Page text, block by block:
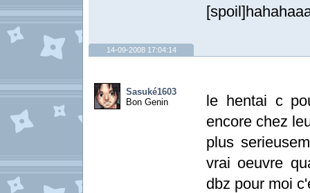
14-09-2008 17:04:14
Sasuké1603
Bon Genin
le hentai c
encore chez
plus
vrai oeuvre
dbz pour moi